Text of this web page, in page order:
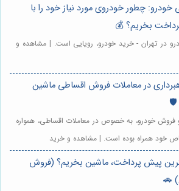
چطور خودروی مورد نیاز خود را با
بخریم؟ 💰
در تهران - خرید خودرو، رویایی است. | مشاهده و
در معاملات فروش اقساطی ماشین
🛡️
فروش خودرو، به خصوص در معاملات اقساطی، همواره
خود همراه بوده است. | مشاهده و خرید
پیش پرداخت، ماشین بخریم؟ (فروش
🚗